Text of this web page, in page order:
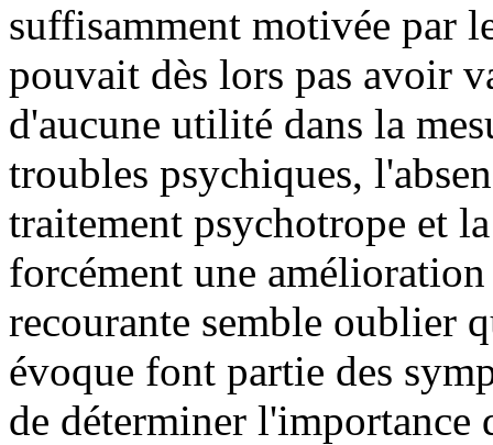
suffisamment motivée par
pouvait dès lors pas avoir
d'aucune utilité dans la
troubles psychiques,
traitement psychotrope et
forcément une
recourante semble oublier
évoque font partie des
de déterminer l'importance